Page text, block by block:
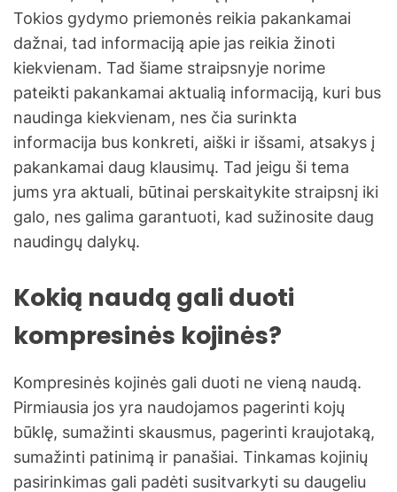
Tokios gydymo priemonės reikia pakankamai
dažnai, tad informaciją apie jas reikia žinoti
kiekvienam. Tad šiame straipsnyje norime
pateikti pakankamai aktualią informaciją, kuri bus
naudinga kiekvienam, nes čia surinkta
informacija bus konkreti, aiški ir išsami, atsakys į
pakankamai daug klausimų. Tad jeigu ši tema
jums yra aktuali, būtinai perskaitykite straipsnį iki
galo, nes galima garantuoti, kad sužinosite daug
naudingų dalykų.
Kokią naudą gali duoti
kompresinės kojinės?
Kompresinės kojinės gali duoti ne vieną naudą.
Pirmiausia jos yra naudojamos pagerinti kojų
būklę, sumažinti skausmus, pagerinti kraujotaką,
sumažinti patinimą ir panašiai. Tinkamas kojinių
pasirinkimas gali padėti susitvarkyti su daugeliu